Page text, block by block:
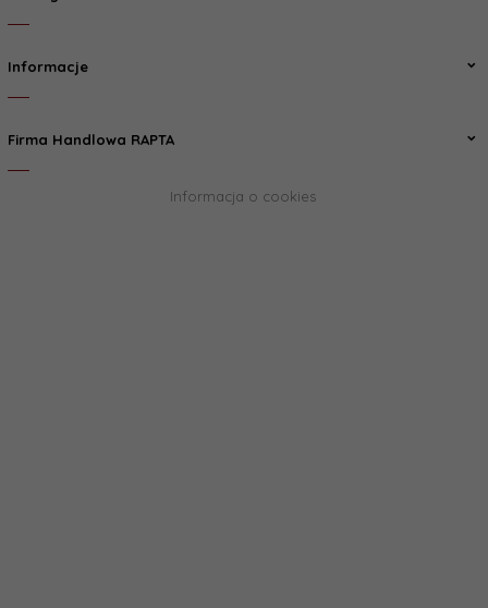
Informacje
Firma Handlowa RAPTA
Informacja o cookies